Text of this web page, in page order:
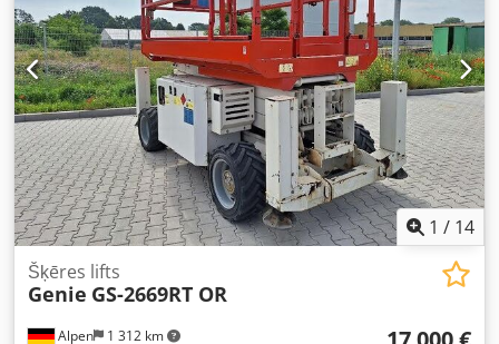
1 / 14
Alpen 1 312 km
Šķēres lifts
Genie GS-2669RT OR